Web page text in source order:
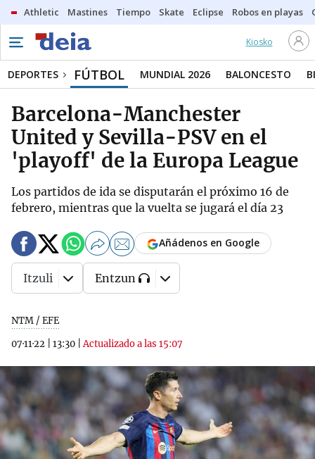
Athletic Mastines Tiempo Skate Eclipse Robos en playas
Kiosko
DEPORTES FÚTBOL MUNDIAL 2026 BALONCESTO
Barcelona-Manchester
United y Sevilla-PSV en el
'playoff' de la Europa League
Los partidos de ida se disputarán el próximo 16 de
febrero, mientras que la vuelta se jugará el día 23
NTM / EFE
07·11·22
13:30 |Actualizado a las 15:07
Añádenos en Google
Itzuli Entzun